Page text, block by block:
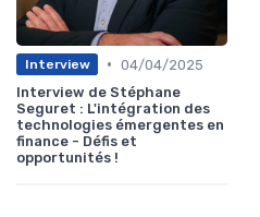
Interview • 04/04/2025
Interview de Stéphane
Seguret : L'intégration des
technologies émergentes en
finance - Défis et
opportunités !